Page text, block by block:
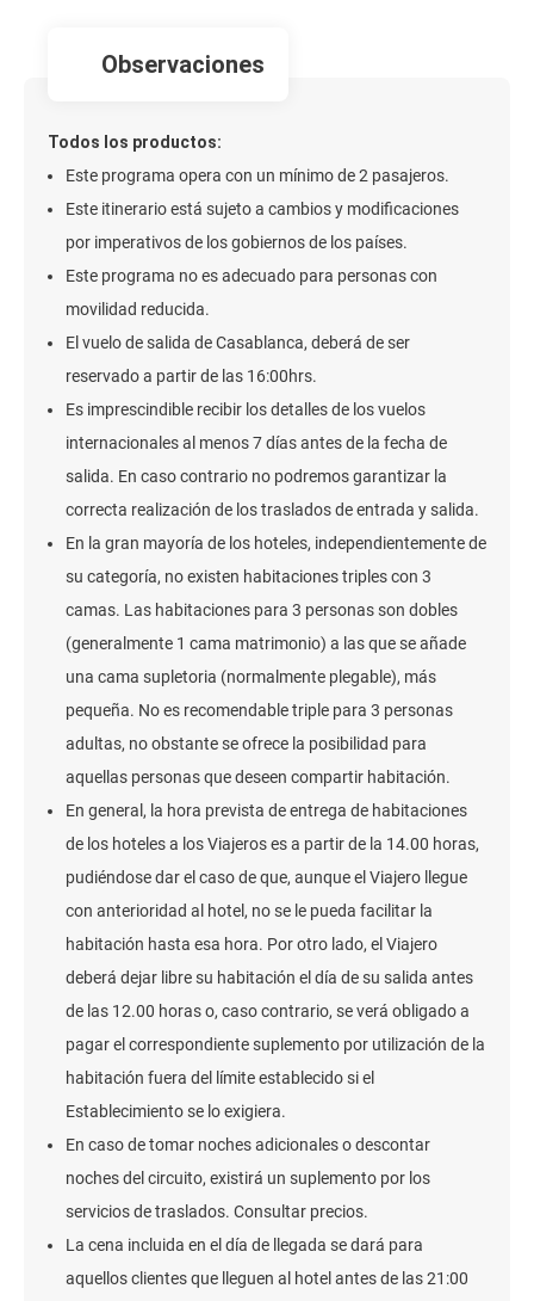
observaciones
Todos los productos:
Este programa opera con un mínimo de 2 pasajeros.
Este itinerario está sujeto a cambios y modificaciones
por imperativos de los gobiernos de los países.
Este programa no es adecuado para personas con
movilidad reducida.
El vuelo de salida de Casablanca, deberá de ser
reservado a partir de las 16:00hrs.
Es imprescindible recibir los detalles de los vuelos
internacionales al menos 7 días antes de la fecha de
salida. En caso contrario no podremos garantizar la
correcta realización de los traslados de entrada y salida.
En la gran mayoría de los hoteles, independientemente de
su categoría, no existen habitaciones triples con 3
camas. Las habitaciones para 3 personas son dobles
(generalmente 1 cama matrimonio) a las que se añade
una cama supletoria (normalmente plegable), más
pequeña. No es recomendable triple para 3 personas
adultas, no obstante se ofrece la posibilidad para
aquellas personas que deseen compartir habitación.
En general, la hora prevista de entrega de habitaciones
de los hoteles a los Viajeros es a partir de la 14.00 horas,
pudiéndose dar el caso de que, aunque el Viajero llegue
con anterioridad al hotel, no se le pueda facilitar la
habitación hasta esa hora. Por otro lado, el Viajero
deberá dejar libre su habitación el día de su salida antes
de las 12.00 horas o, caso contrario, se verá obligado a
pagar el correspondiente suplemento por utilización de la
habitación fuera del límite establecido si el
Establecimiento se lo exigiera.
En caso de tomar noches adicionales o descontar
noches del circuito, existirá un suplemento por los
servicios de traslados. Consultar precios.
La cena incluida en el día de llegada se dará para
aquellos clientes que lleguen al hotel antes de las 21:00